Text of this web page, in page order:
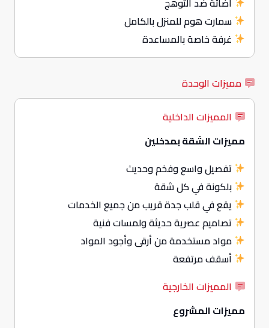
سمارت هوم للمنزل بالكامل
غرفة خاصة بالمساعدة
مميزات الوحدة
المميزات الداخلية
مميزات الشقة بمدخلين
تفصيل واسع وفخم وحديث
بلكونة في كل شقة
يقع في قلب جدة قريب من جميع الخدمات
تصاميم عصرية حديثة ولمسات فنية
مواد مستخدمة من أرقى وأجود المواد
أسقف مرتفعة
المميزات الخارجية
مميزات المشروع